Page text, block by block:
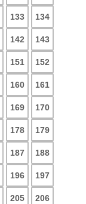
133 134
142 143
151 152
160 161
169 170
178 179
187 188
196 197
205 206